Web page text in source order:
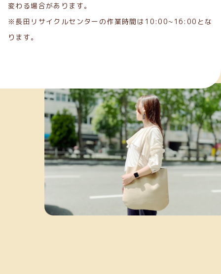
変わる場合があります。
※長田リサイクルセンターの作業時間は10:00~16:00とな
ります。